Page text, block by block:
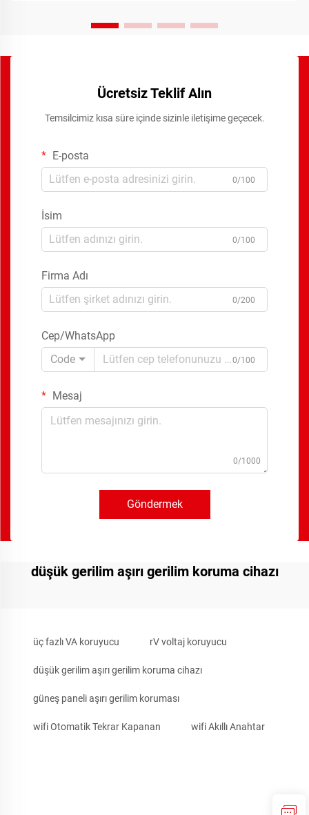
Ücretsiz Teklif Alın
Temsilcimiz kısa süre içinde sizinle iletişime geçecek.
E-posta
0/100
İsim
0/100
Firma Adı
0/200
Cep/WhatsApp
Code
0/100
Mesaj
0/1000
Göndermek
düşük gerilim aşırı gerilim koruma cihazı
üç fazlı VA koruyucu rV voltaj koruyucu
düşük gerilim aşırı gerilim koruma cihazı
güneş paneli aşırı gerilim koruması
wifi Otomatik Tekrar Kapanan wifi Akıllı Anahtar